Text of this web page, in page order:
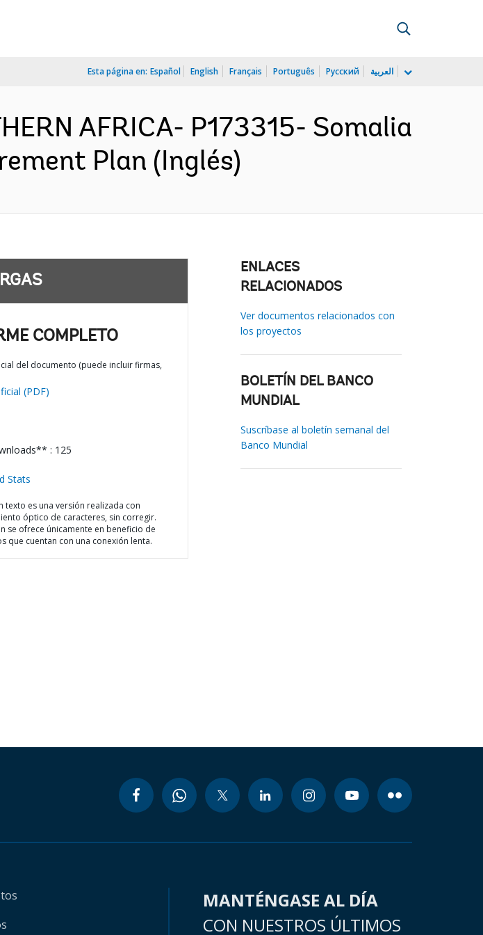
Esta página en: Español English Français Português Русский العربية
AFRICA- P173315- Somalia
Plan (Inglés)
COMPLETO
del documento (puede incluir firmas,
(PDF)
: 125
Stats
texto es una versión realizada con
óptico de caracteres, sin corregir.
se ofrece únicamente en beneficio de
que cuentan con una conexión lenta.
ENLACES
RELACIONADOS
Ver documentos relacionados con
los proyectos
BOLETÍN DEL BANCO
MUNDIAL
Suscríbase al boletín semanal del
Banco Mundial
MANTÉNGASE AL DÍA
CON NUESTROS ÚLTIMOS